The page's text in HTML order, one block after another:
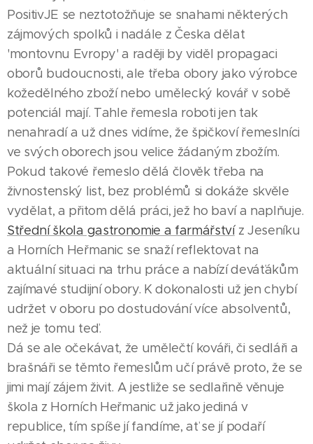
PositivJE se neztotožňuje se snahami některých
zájmových spolků i nadále z Česka dělat
'montovnu Evropy' a raději by viděl propagaci
oborů budoucnosti, ale třeba obory jako výrobce
kožedělného zboží nebo umělecký kovář v sobě
potenciál mají. Tahle řemesla roboti jen tak
nenahradí a už dnes vidíme, že špičkoví řemeslníci
ve svých oborech jsou velice žádaným zbožím.
Pokud takové řemeslo dělá člověk třeba na
živnostenský list, bez problémů si dokáže skvěle
vydělat, a přitom dělá práci, jež ho baví a naplňuje.
Střední škola gastronomie a farmářstvíz Jeseníku
a Horních Heřmanic se snaží reflektovat na
aktuální situaci na trhu práce a nabízí deváťákům
zajímavé studijní obory. K dokonalosti už jen chybí
udržet v oboru po dostudování více absolventů,
než je tomu teď.
Dá se ale očekávat, že umělečtí kováři, či sedláři a
brašnáři se těmto řemeslům učí právě proto, že se
jimi mají zájem živit. A jestliže se sedlařině věnuje
škola z Horních Heřmanic už jako jediná v
republice, tím spíše jí fandíme, ať se jí podaří